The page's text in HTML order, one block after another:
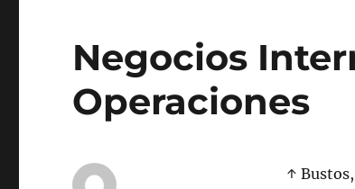
Negocios
Operaciones
↑ Bustos,